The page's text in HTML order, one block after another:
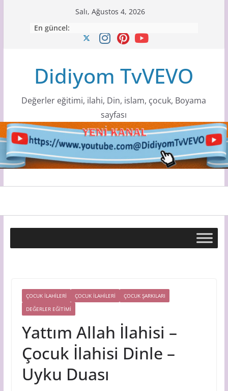
Salı, Ağustos 4, 2026
En güncel:
Didiyom TvVEVO
Değerler eğitimi, ilahi, Din, islam, çocuk, Boyama
sayfası
ÇOCUK İLAHİLERİ ÇOCUK ILAHILERI
ÇOCUK ŞARKILARI
DEĞERLER EĞİTİMİ
Yattım Allah İlahisi –
Çocuk İlahisi Dinle –
Uyku Duası